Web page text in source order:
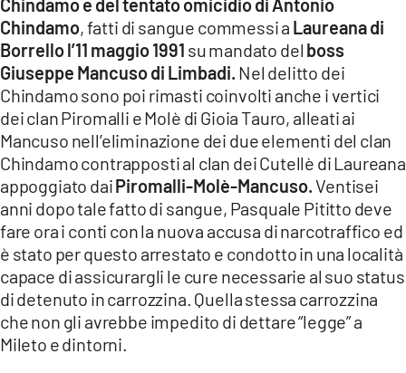
Chindamo e del tentato omicidio di Antonio
Chindamo, fatti di sangue commessi a Laureana di
Borrello l’11 maggio 1991 su mandato del boss
Giuseppe Mancuso di Limbadi. Nel delitto dei
Chindamo sono poi rimasti coinvolti anche i vertici
dei clan Piromalli e Molè di Gioia Tauro, alleati ai
Mancuso nell’eliminazione dei due elementi del clan
Chindamo contrapposti al clan dei Cutellè di Laureana
appoggiato daiPiromalli-Molè-Mancuso.Ventisei
anni dopo tale fatto di sangue, Pasquale Pititto deve
fare ora i conti con la nuova accusa di narcotraffico ed
è stato per questo arrestato e condotto in una località
capace di assicurargli le cure necessarie al suo status
di detenuto in carrozzina. Quella stessa carrozzina
che non gli avrebbe impedito di dettare “legge” a
Mileto e dintorni.